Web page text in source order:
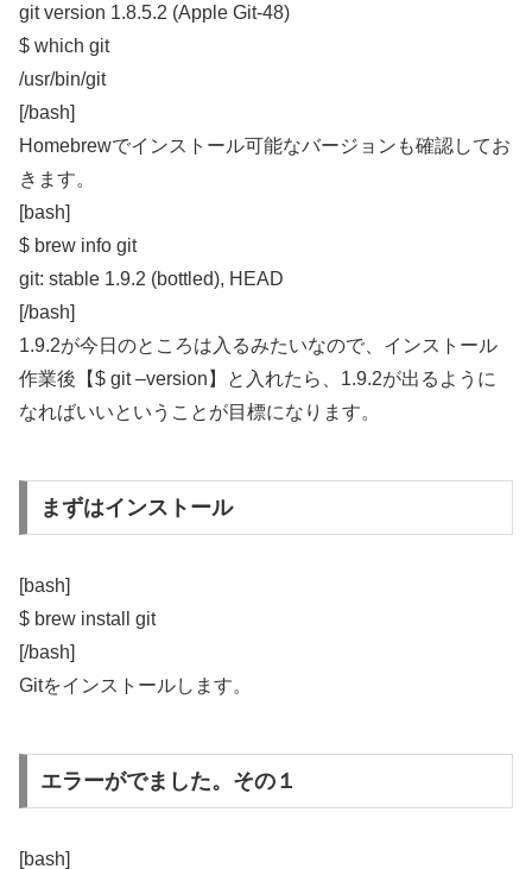
git version 1.8.5.2 (Apple Git-48)
$ which git
/usr/bin/git
[/bash]
Homebrewでインストール可能なバージョンも確認してお
きます。
[bash]
$ brew info git
git: stable 1.9.2 (bottled), HEAD
[/bash]
1.9.2が今日のところは入るみたいなので、インストール
作業後【$ git –version】と入れたら、1.9.2が出るように
なればいいということが目標になります。
まずはインストール
[bash]
$ brew install git
[/bash]
Gitをインストールします。
エラーがでました。その１
[bash]